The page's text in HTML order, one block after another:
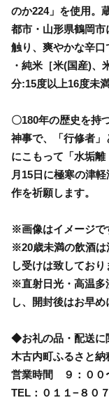
のか224」を使用。
都市・山形県鶴岡
触り、爽やかな辛口
・純米［米(国産)、
分:15度以上16度未満
〇180年の歴史を持
神事で、「行修者
にこもって「水垢
月15日に極寒の津
作を祈願します。
※画像はイメージで
※20歳未満の飲酒は
し受けは致しており
※直射日光・高温多
し、開封後はお早め
◆お礼の品・配送
木古内町ふるさと
営業時間 ９：００
TEL：０１１−８０